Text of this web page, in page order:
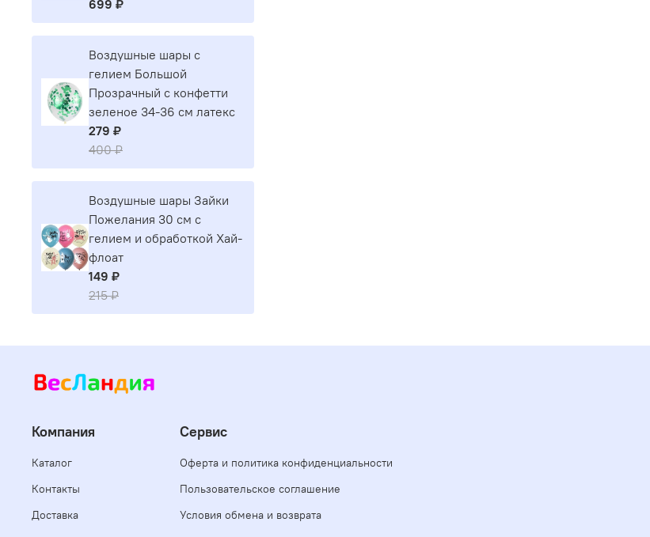
699 ₽
Воздушные шары с
гелием Большой
Прозрачный с конфетти
зеленое 34-36 см латекс
279 ₽
400 ₽
Воздушные шары Зайки
Пожелания 30 см с
гелием и обработкой Хай-
флоат
149 ₽
215 ₽
Компания
Каталог
Контакты
Доставка
Сервис
Оферта и политика конфиденциальности
Пользовательское соглашение
Условия обмена и возврата